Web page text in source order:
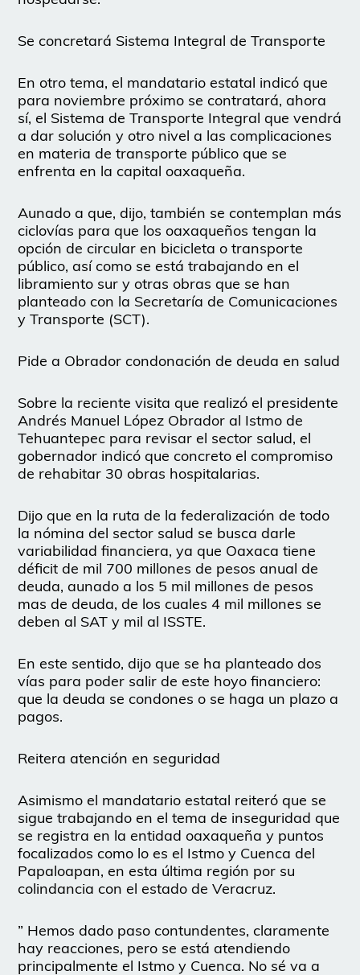
Se concretará Sistema Integral de Transporte
En otro tema, el mandatario estatal indicó que
para noviembre próximo se contratará, ahora
sí, el Sistema de Transporte Integral que vendrá
a dar solución y otro nivel a las complicaciones
en materia de transporte público que se
enfrenta en la capital oaxaqueña.
Aunado a que, dijo, también se contemplan más
ciclovías para que los oaxaqueños tengan la
opción de circular en bicicleta o transporte
público, así como se está trabajando en el
libramiento sur y otras obras que se han
planteado con la Secretaría de Comunicaciones
y Transporte (SCT).
Pide a Obrador condonación de deuda en salud
Sobre la reciente visita que realizó el presidente
Andrés Manuel López Obrador al Istmo de
Tehuantepec para revisar el sector salud, el
gobernador indicó que concreto el compromiso
de rehabitar 30 obras hospitalarias.
Dijo que en la ruta de la federalización de todo
la nómina del sector salud se busca darle
variabilidad financiera, ya que Oaxaca tiene
déficit de mil 700 millones de pesos anual de
deuda, aunado a los 5 mil millones de pesos
mas de deuda, de los cuales 4 mil millones se
deben al SAT y mil al ISSTE.
En este sentido, dijo que se ha planteado dos
vías para poder salir de este hoyo financiero:
que la deuda se condones o se haga un plazo a
pagos.
Reitera atención en seguridad
Asimismo el mandatario estatal reiteró que se
sigue trabajando en el tema de inseguridad que
se registra en la entidad oaxaqueña y puntos
focalizados como lo es el Istmo y Cuenca del
Papaloapan, en esta última región por su
colindancia con el estado de Veracruz.
” Hemos dado paso contundentes, claramente
hay reacciones, pero se está atendiendo
principalmente el Istmo y Cuenca. No sé va a